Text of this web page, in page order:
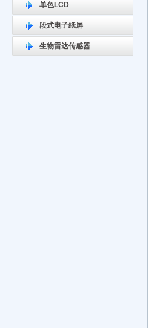
单色LCD
段式电子纸屏
生物雷达传感器